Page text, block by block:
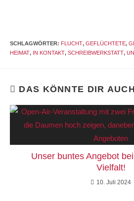
SCHLAGWÖRTER: FLUCHT, GEFLÜCHTETE,
HEIMAT, IN KONTAKT, SCHREIBWERKSTATT,
DAS KÖNNTE DIR
Unser buntes Angebot
Vielfalt!
10. Juli 2024